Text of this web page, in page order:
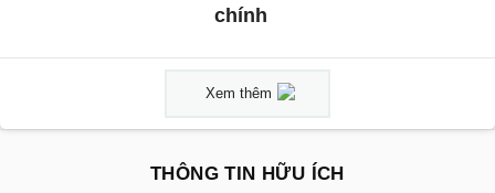
chính
Xem thêm
THÔNG TIN HỮU ÍCH